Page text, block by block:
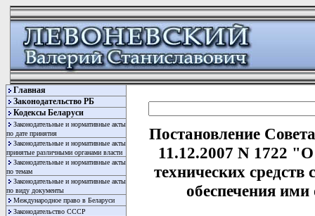
Главная
Законодательство РБ
Кодексы Беларуси
Законодательные и нормативные акты
по дате принятия
Законодательные и нормативные акты
принятые различными органами власти
Законодательные и нормативные акты
по темам
Законодательные и нормативные акты
по виду документы
Международное право в Беларуси
Законодательство СССР
Постановление
11.12.2007 N 1722 "О
технических
обеспечения